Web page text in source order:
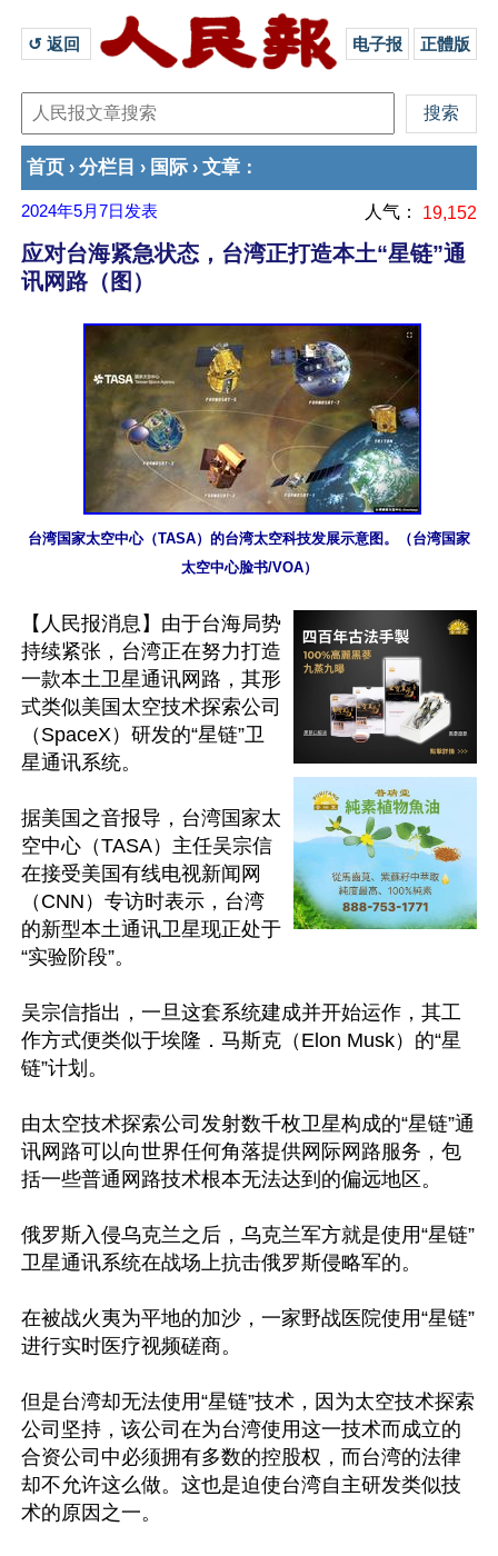
↺ 返回 电子报 正體版
首页 › 分栏目 › 国际 › 文章 ：
2024年5月7日 发表 人气： 19,152
应对台海紧急状态，台湾正打造本土“星链”通
讯网路（图）
台湾国家太空中心（TASA）的台湾太空科技发展示意图。（台湾国家
太空中心脸书/VOA）
【人民报消息】由于台海局势
持续紧张，台湾正在努力打造
一款本土卫星通讯网路，其形
式类似美国太空技术探索公司
（SpaceX）研发的“星链”卫
星通讯系统。
据美国之音报导，台湾国家太
空中心（TASA）主任吴宗信
在接受美国有线电视新闻网
（CNN）专访时表示，台湾
的新型本土通讯卫星现正处于
“实验阶段”。
吴宗信指出，一旦这套系统建成并开始运作，其工
作方式便类似于埃隆．马斯克（Elon Musk）的“星
链”计划。
由太空技术探索公司发射数千枚卫星构成的“星链”通
讯网路可以向世界任何角落提供网际网路服务，包
括一些普通网路技术根本无法达到的偏远地区。
俄罗斯入侵乌克兰之后，乌克兰军方就是使用“星链”
卫星通讯系统在战场上抗击俄罗斯侵略军的。
在被战火夷为平地的加沙，一家野战医院使用“星链”
进行实时医疗视频磋商。
但是台湾却无法使用“星链”技术，因为太空技术探索
公司坚持，该公司在为台湾使用这一技术而成立的
合资公司中必须拥有多数的控股权，而台湾的法律
却不允许这么做。这也是迫使台湾自主研发类似技
术的原因之一。